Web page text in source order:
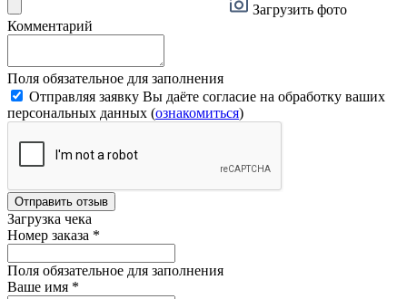
Загрузить фото
Комментарий
Поля обязательное для заполнения
Отправляя заявку Вы даёте согласие на обработку ваших
персональных данных (ознакомиться)
Отправить отзыв
Загрузка чека
Номер заказа *
Поля обязательное для заполнения
Ваше имя *